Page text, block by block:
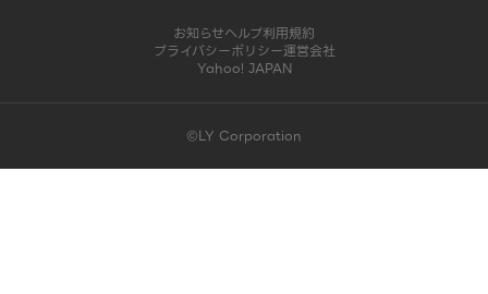
お知らせヘルプ利用規約
プライバシーポリシー運営会社
Yahoo! JAPAN
©LY Corporation
このコンテンツは掲載が終了しました | LINE占い